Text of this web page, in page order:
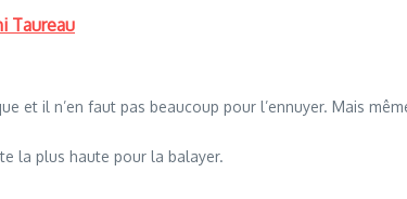
Taureau
et il n’en faut pas beaucoup pour l’ennuyer. Mais
la plus haute pour la balayer.